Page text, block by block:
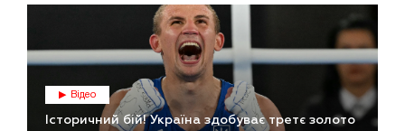
Відео
Історичний бій! Україна здобуває третє золото